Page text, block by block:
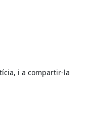
i a compartir-la